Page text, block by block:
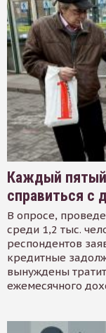
Каждый
справиться с
В опросе,
среди 1,2 тыс.
респондентов
кредитные
вынуждены
ежемесячного